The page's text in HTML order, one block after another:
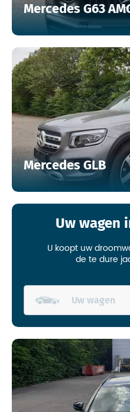
Mercedes G63
Mercedes GLB
Uw wagen
U koopt uw
de te dure